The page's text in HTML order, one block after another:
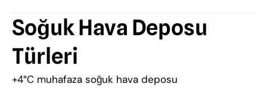
Soğuk Hava Deposu
Türleri
+4°C muhafaza soğuk hava deposu